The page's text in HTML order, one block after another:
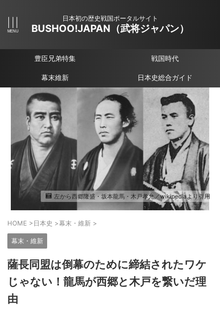
日本初の歴史戦国ポータルサイト
BUSHOO!JAPAN（武将ジャパン）
豊臣兄弟特集 戦国時代
幕末維新 日本史総合ガイド
左から西郷隆盛・坂本龍馬・木戸孝允／wikipediaより引用
HOME >日本史 >幕末・維新 >
幕末・維新
薩長同盟は倒幕のために締結されたワケ
じゃない！龍馬が西郷と木戸を繋いだ理
由